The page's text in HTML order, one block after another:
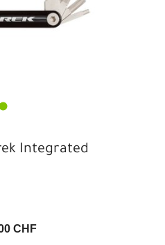
Integrated
CHF